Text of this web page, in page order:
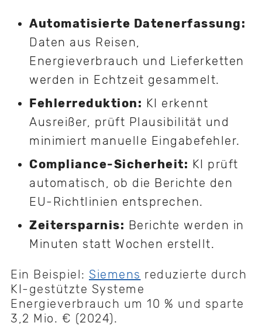
Automatisierte Datenerfassung:
Daten aus Reisen,
Energieverbrauch und Lieferketten
werden in Echtzeit gesammelt.
Fehlerreduktion: KI erkennt
Ausreißer, prüft Plausibilität und
minimiert manuelle Eingabefehler.
Compliance-Sicherheit: KI prüft
automatisch, ob die Berichte den
EU-Richtlinien entsprechen.
Zeitersparnis: Berichte werden in
Minuten statt Wochen erstellt.
Ein Beispiel: Siemens reduzierte durch
KI-gestützte Systeme
Energieverbrauch um 10 % und sparte
3,2 Mio. € (2024).